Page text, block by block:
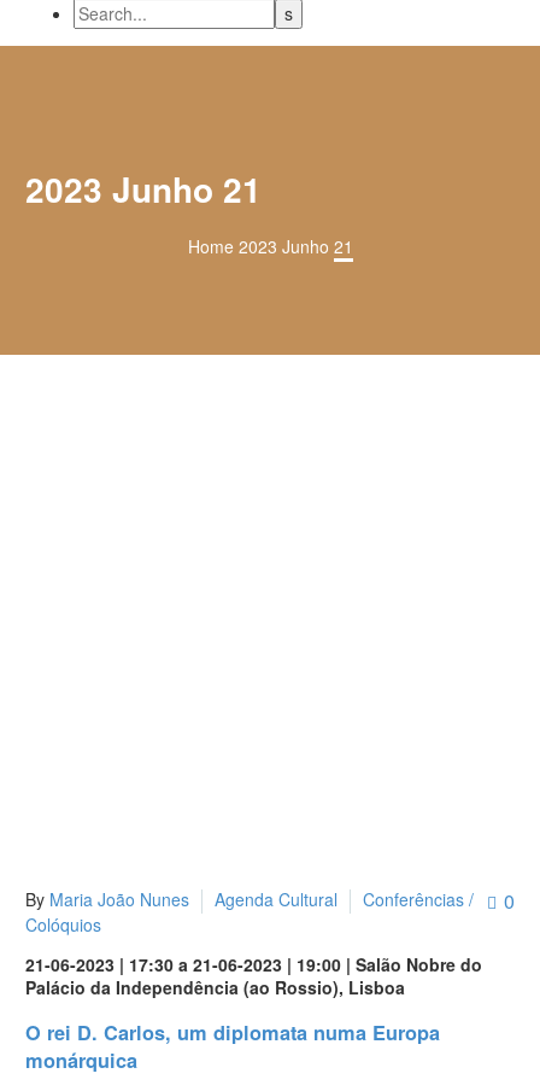
2023 Junho 21
Home 2023 Junho 21
0
By Maria João Nunes Agenda Cultural
Conferências /
Colóquios
21-06-2023 | 17:30 a 21-06-2023 | 19:00 | Salão Nobre do
Palácio da Independência (ao Rossio), Lisboa
O rei D. Carlos, um diplomata numa Europa
monárquica